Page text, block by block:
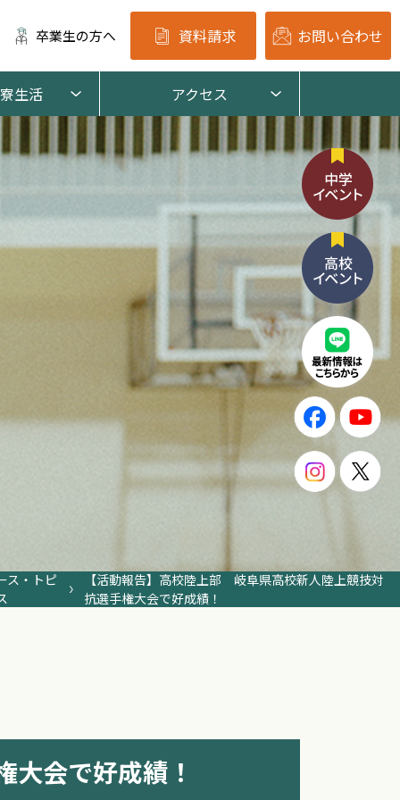
卒業生の方へ 資料請求 お問い合わせ
生活 アクセス
ス・トピ
【活動報告】高校陸上部 岐阜県高校新人陸上競技対
抗選手権大会で好成績！
会で好成績！